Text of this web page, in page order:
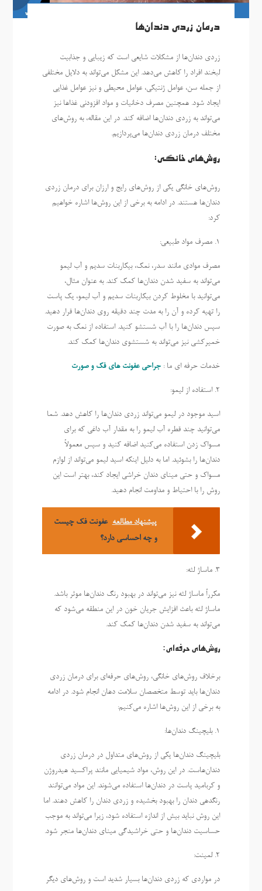
درمان زردی دندان‌ها
زردی دندان‌ها از مشکلات شایعی است که زیبایی و جذابیت
لبخند افراد را کاهش می‌دهد. این مشکل می‌تواند به دلایل مختلفی
از جمله سن، عوامل ژنتیکی، عوامل محیطی و نیز عوامل غذایی
ایجاد شود. همچنین مصرف دخانیات و مواد افزودنی غذاها نیز
می‌تواند به زردی دندان‌ها اضافه کند. در این مقاله، به روش‌های
مختلف درمان زردی دندان‌ها می‌پردازیم.
روش‌های خانگی:
روش‌های خانگی یکی از روش‌های رایج و ارزان برای درمان زردی
دندان‌ها هستند. در ادامه به برخی از این روش‌ها اشاره خواهیم
کرد:
1. مصرف مواد طبیعی:
مصرف موادی مانند سدر، نمک، بیکاربنات سدیم و آب لیمو
می‌تواند به سفید شدن دندان‌ها کمک کند. به عنوان مثال،
می‌توانید با مخلوط کردن بیکاربنات سدیم و آب لیمو، یک پاست
را تهیه کرده و آن را به مدت چند دقیقه روی دندان‌ها قرار دهید.
سپس دندان‌ها را با آب شستشو کنید. استفاده از نمک به صورت
خمیرکشی نیز می‌تواند به شستشوی دندان‌ها کمک کند.
خدمات حرفه ای ما : جراحی عفونت های فک و صورت
2. استفاده از لیمو:
اسید موجود در لیمو می‌تواند زردی دندان‌ها را کاهش دهد. شما
می‌توانید چند قطره آب لیمو را به مقدار آب داغی که برای
مسواک زدن استفاده می‌کنید اضافه کنید و سپس معمولاً
دندان‌ها را بشوئید. اما به دلیل اینکه اسید لیمو می‌تواند از لوازم
مسواک و حتی مینای دندان خراشی ایجاد کند، بهتر است این
روش را با احتیاط و مداومت انجام دهید.
پیشنهاد مطالعه عفونت فک چیست
و چه احساسی دارد؟
3. ماساژ لثه:
مکرراً ماساژ لثه نیز می‌تواند در بهبود رنگ دندان‌ها موثر باشد.
ماساژ لثه باعث افزایش جریان خون در این منطقه می‌شود که
می‌تواند به سفید شدن دندان‌ها کمک کند.
روش‌های حرفه‌ای:
برخلاف روش‌های خانگی، روش‌های حرفه‌ای برای درمان زردی
دندان‌ها باید توسط متخصصان سلامت دهان انجام شود. در ادامه
به برخی از این روش‌ها اشاره می‌کنیم:
1. بلیچینگ دندان‌ها:
بلیچینگ دندان‌ها یکی از روش‌های متداول در درمان زردی
دندان‌هاست. در این روش، مواد شیمیایی مانند پراکسید هیدروژن
و کربامید پاست در دندان‌ها استفاده می‌شوند. این مواد می‌توانند
رنگدهی دندان را بهبود بخشیده و زردی دندان را کاهش دهند. اما
این روش نباید بیش از اندازه استفاده شود، زیرا می‌تواند به موجب
حساسیت دندان‌ها و حتی خراشیدگی مینای دندان‌ها منجر شود.
2. لمینت:
در مواردی که زردی دندان‌ها بسیار شدید است و روش‌های دیگر